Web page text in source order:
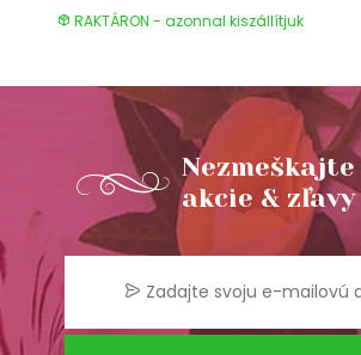
RAKTÁRON - azonnal kiszállítjuk
Nezmeškajte
akcie & zľavy